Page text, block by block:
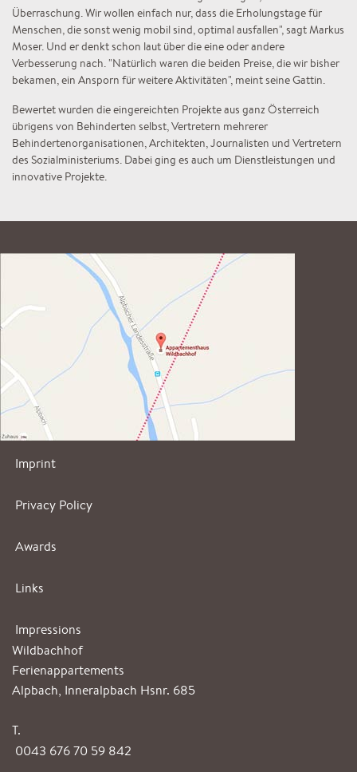
Überraschung. Wir wollen einfach nur, dass die Erholungstage für
Menschen, die sonst wenig mobil sind, optimal ausfallen", sagt Markus
Moser. Und er denkt schon laut über die eine oder andere
Verbesserung nach. "Natürlich waren die beiden Preise, die wir bisher
bekamen, ein Ansporn für weitere Aktivitäten", meint seine Gattin.
Bewertet wurden die eingereichten Projekte aus ganz Österreich
übrigens von Behinderten selbst, Vertretern mehrerer
Behindertenorganisationen, Architekten, Journalisten und Vertretern
des Sozialministeriums. Dabei ging es auch um Dienstleistungen und
innovative Projekte.
Imprint
Privacy Policy
Awards
Links
Impressions
Wildbachhof
Ferienappartements
Alpbach, Inneralpbach Hsnr. 685
T.
0043 676 70 59 842